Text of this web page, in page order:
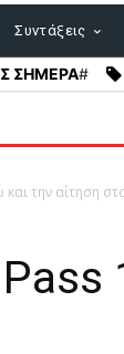
Συντάξεις
ΣΗΜΕΡΑ#
την αίτηση